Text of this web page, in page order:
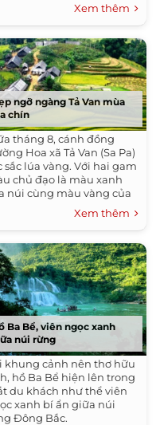
Xem thêm
ngỡ ngàng Tả Van mùa
chín
tháng 8, cánh đồng
Hoa xã Tả Van (Sa Pa)
sắc lúa vàng. Với hai gam
chủ đạo là màu xanh
núi cùng màu vàng của
khiến nhiều du khách đã
ngàng với khung cảnh
đẹp nơi đây.
Xem thêm
Ba Bể, viên ngọc xanh
núi rừng
khung cảnh nên thơ hữu
hồ Ba Bể hiện lên trong
du khách như thể viên
xanh bí ẩn giữa núi
Đông Bắc.